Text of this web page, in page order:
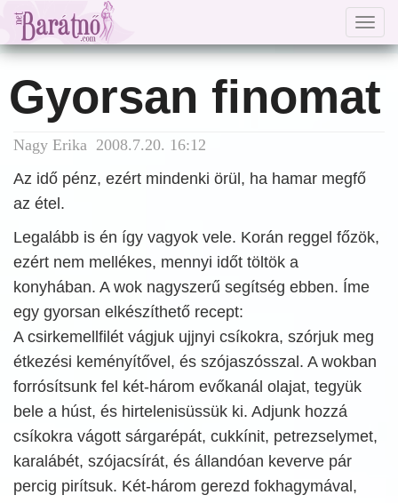
Gyorsan finomat
Nagy Erika 2008.7.20. 16:12
Az idő pénz, ezért mindenki örül, ha hamar megfő
az étel.
Legalább is én így vagyok vele. Korán reggel főzök,
ezért nem mellékes, mennyi időt töltök a
konyhában. A wok nagyszerű segítség ebben. Íme
egy gyorsan elkészíthető recept:
A csirkemellfilét vágjuk ujjnyi csíkokra, szórjuk meg
étkezési keményítővel, és szójaszósszal. A wokban
forrósítsunk fel két-három evőkanál olajat, tegyük
bele a húst, és hirtelenisüssük ki. Adjunk hozzá
csíkokra vágott sárgarépát, cukkínit, petrezselymet,
karalábét, szójacsírát, és állandóan keverve pár
percig pirítsuk. Két-három gerezd fokhagymával,